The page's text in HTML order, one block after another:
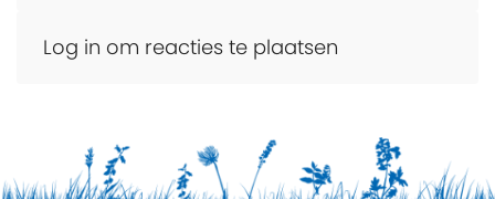
Log in om reacties te plaatsen